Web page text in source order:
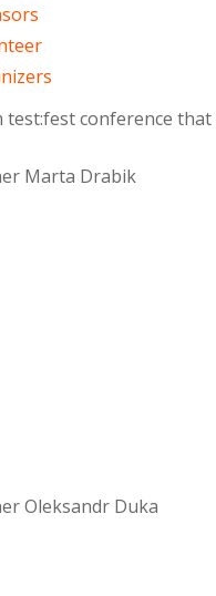
test:fest conference
Marta Drabik
Oleksandr Duka